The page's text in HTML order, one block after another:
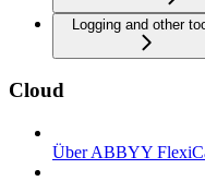
Logging and other
Cloud
Über ABBYY